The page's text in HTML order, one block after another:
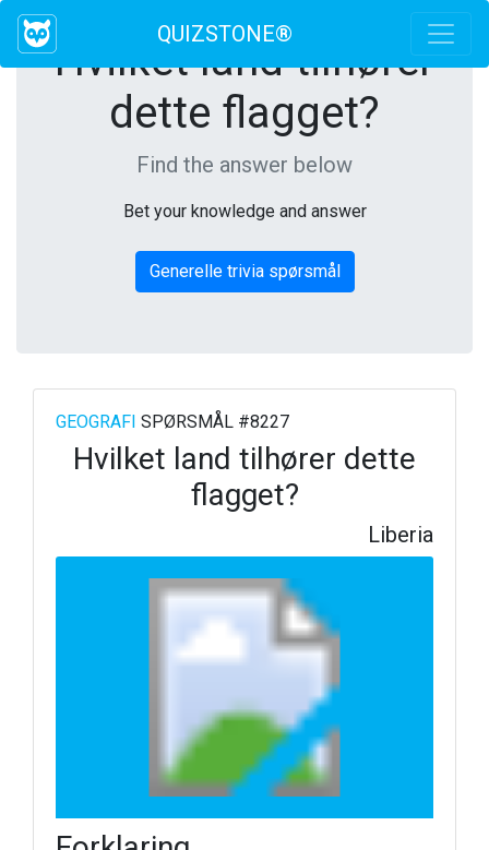
QUIZSTONE®
Hvilket land tilhører
dette flagget?
Find the answer below
Bet your knowledge and answer
Generelle trivia spørsmål
GEOGRAFI SPØRSMÅL #8227
Hvilket land tilhører dette
flagget?
Liberia